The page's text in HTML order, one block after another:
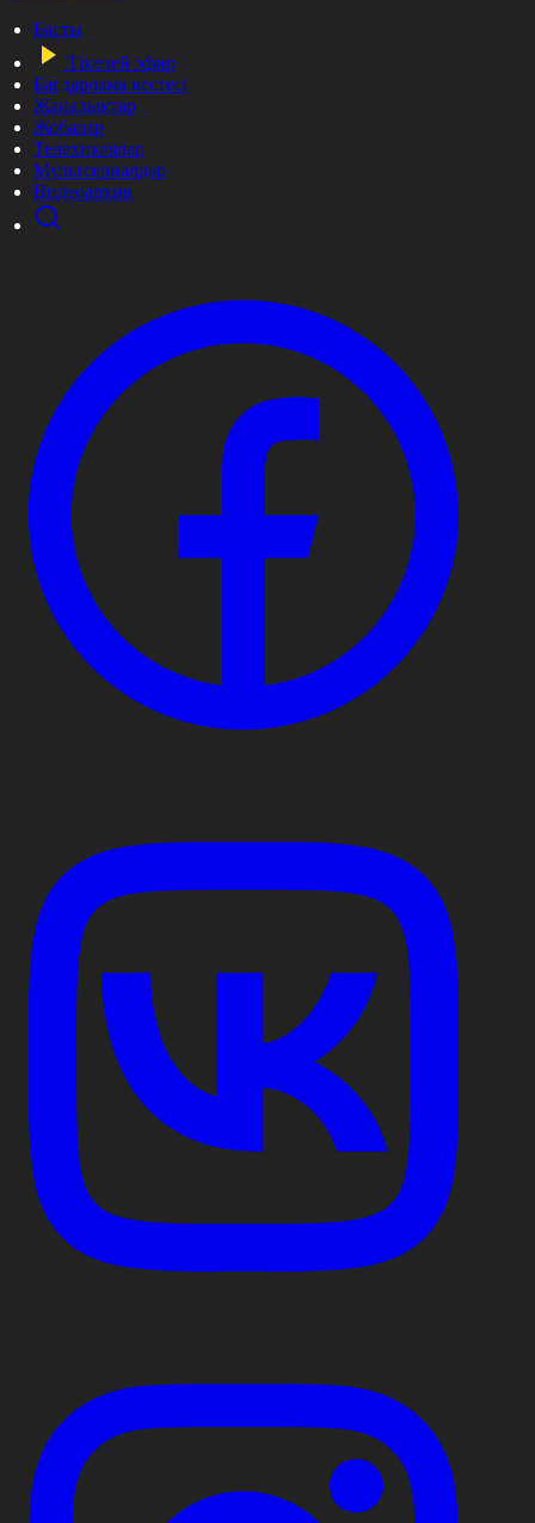
Басты
Тікелей эфир
Бағдарлама кестесі
Жаңалықтар
Жобалар
Телехикаялар
Мультсериалдар
Видеоархив